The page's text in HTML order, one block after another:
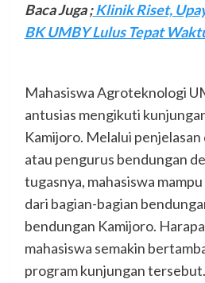
Baca Juga ;Klinik Riset,
BK UMBY Lulus Tepat
Mahasiswa Agroteknologi
antusias mengikuti
Kamijoro. Melalui
atau pengurus bendungan
tugasnya, mahasiswa
dari bagian-bagian
bendungan Kamijoro.
mahasiswa semakin
program kunjungan tersebut.